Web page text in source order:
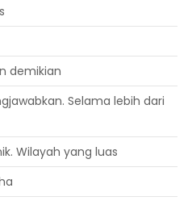
demikian
Selama lebih dari
Wilayah yang luas